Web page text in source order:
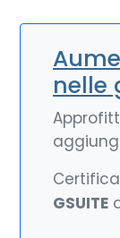
nelle
GSUITE